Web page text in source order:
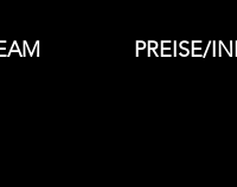
PREISE/